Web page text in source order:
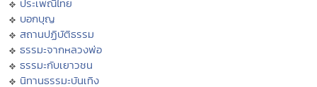
ประเพณีไทย
บอกบุญ
สถานปฏิบัติธรรม
ธรรมะจากหลวงพ่อ
ธรรมะกับเยาวชน
นิทานธรรมะบันเทิง